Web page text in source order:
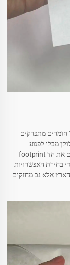
אריזות המזון החברתיות לסביבה שלנו מיוצרות מ-100% חומרים מתפרקים
מבלי לפגוע
בסביבה. תכונה זו היא חיונית לעסקים שמבקשים לצמצם את הד footprint
בחירת האפשרויות
הארץ אלא גם מחזקים